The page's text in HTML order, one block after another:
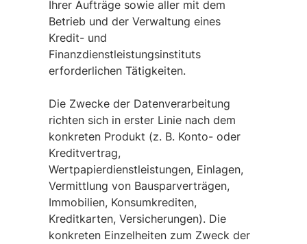
Ihrer Aufträge sowie aller mit dem
Betrieb und der Verwaltung eines
Kredit- und
Finanzdienstleistungsinstituts
erforderlichen Tätigkeiten.
Die Zwecke der Datenverarbeitung
richten sich in erster Linie nach dem
konkreten Produkt (z. B. Konto- oder
Kreditvertrag,
Wertpapierdienstleistungen, Einlagen,
Vermittlung von Bausparverträgen,
Immobilien, Konsumkrediten,
Kreditkarten, Versicherungen). Die
konkreten Einzelheiten zum Zweck der